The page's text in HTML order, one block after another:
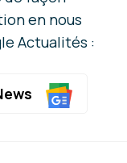
en nous
Actualités :